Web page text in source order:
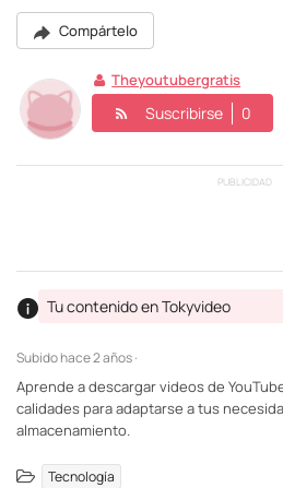
Compártelo
Theyoutubergratis
Suscribirse 0
PUBLICIDAD
Subidohace 2 años ·
Tu contenido en Tokyvideo
Aprende a descargar videos de
calidades para adaptarse a tus
almacenamiento.
Tecnología